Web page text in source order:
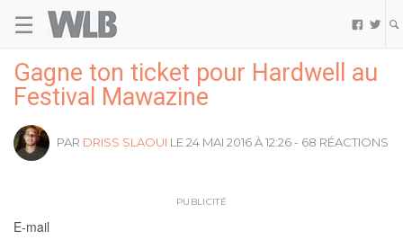
☰  
Gagne ton ticket pour Hardwell au
Festival Mawazine
PAR DRISS SLAOUI LE 24 MAI 2016 À 12:26 - 68 RÉACTIONS
PUBLICITÉ
E-mail